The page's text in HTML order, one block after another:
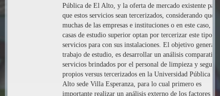
Pública de El Alto, y la oferta de mercado existente para
que estos servicios sean tercerizados, considerando que
muchas de las empresas e instituciones o en este caso, las
casas de estudio superior optan por tercerizar este tipo de
servicios para con sus instalaciones. El objetivo general
trabajo de estudio, es desarrollar un análisis
servicios brindados por el personal de limpieza y
propios versus tercerizados en la Universidad Pública
Alto sede Villa Esperanza, para lo cual primero es
importante realizar un análisis externo de los factores